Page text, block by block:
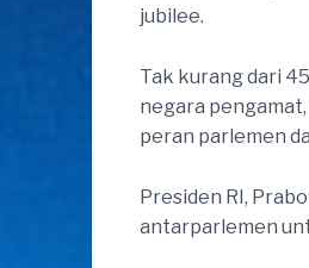
jubilee.
Tak kurang dari
negara
peran parlemen
Presiden RI,
antarparlemen